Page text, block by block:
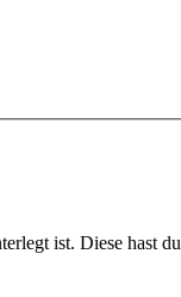
ist. Diese hast